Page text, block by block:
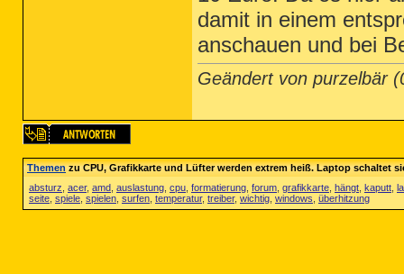
damit in einem
anschauen und bei
Geändert von purzelbär
Themenzu CPU, Grafikkarte und Lüfter werden extrem heiß. Laptop schaltet
absturz acer, amd auslastung cpu formatierung forum grafikkarte hängt kaputt
seite spiele spielen surfen temperatur, treiber, wichtig windows überhitzung